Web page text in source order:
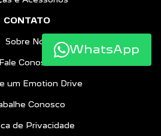
CONTATO
Sobre Nós
Fale Conosco
um Emotion Drive
Conosco
de Privacidade
WhatsApp